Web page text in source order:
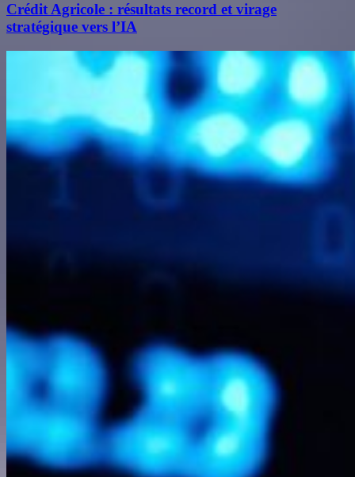
Crédit Agricole : résultats record et virage
stratégique vers l’IA